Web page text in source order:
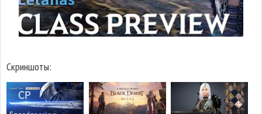
Скриншоты: